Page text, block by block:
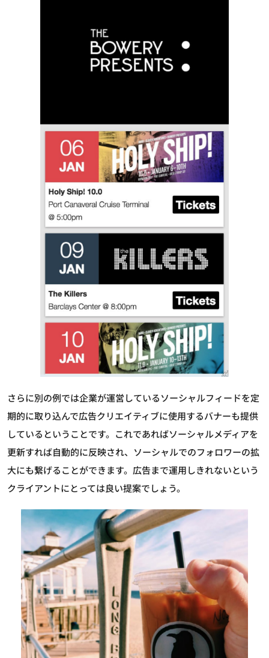
さらに別の例では企業が運営しているソーシャルフィードを定
期的に取り込んで広告クリエイティブに使用するバナーも提供
しているということです。これであればソーシャルメディアを
更新すれば自動的に反映され、ソーシャルでのフォロワーの拡
大にも繋げることができます。広告まで運用しきれないという
クライアントにとっては良い提案でしょう。